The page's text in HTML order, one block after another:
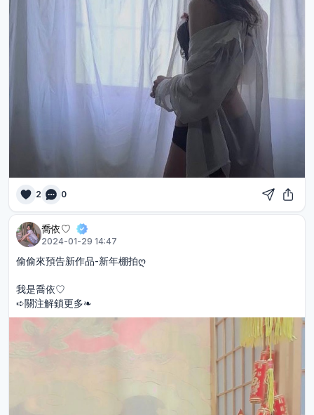
2 0
喬依♡︎
2024-01-29 14:47
偷偷來預告新作品-新年棚拍ღ
我是喬依♡︎
➪關注解鎖更多❧